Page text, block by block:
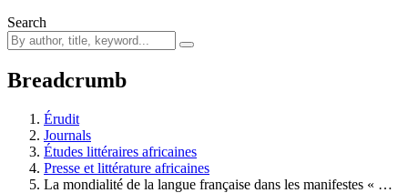
Search
Breadcrumb
Érudit
Journals
Études littéraires africaines
Presse et littérature africaines
La mondialité de la langue française dans les manifestes « …